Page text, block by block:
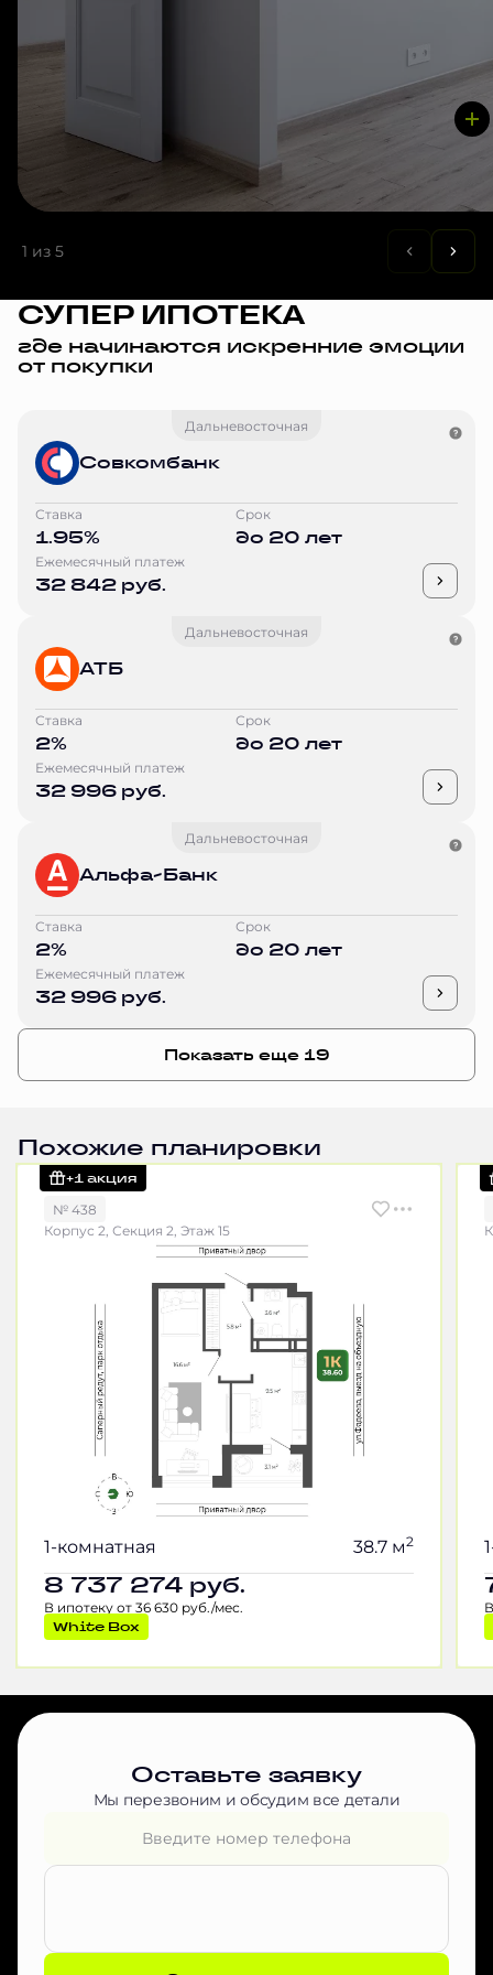
1 из 5
СУПЕР ИПОТЕКА
где начинаются искренние эмоции
от покупки
Дальневосточная
Совкомбанк
Ставка
1.95%
Срок
до 20 лет
Ежемесячный платеж
32 842 руб.
Дальневосточная
АТБ
Ставка
2%
Срок
до 20 лет
Ежемесячный платеж
32 996 руб.
Дальневосточная
Альфа-Банк
Ставка
2%
Срок
до 20 лет
Ежемесячный платеж
32 996 руб.
Показать еще 19
Похожие планировки
+1 акция
№ 438
Корпус 2, Секция 2, Этаж 15
1-комнатная 38.7 м2
8 737 274 руб.
В ипотеку от 36 630 руб./мес.
White Box
Оставьте заявку
Мы перезвоним и обсудим все детали